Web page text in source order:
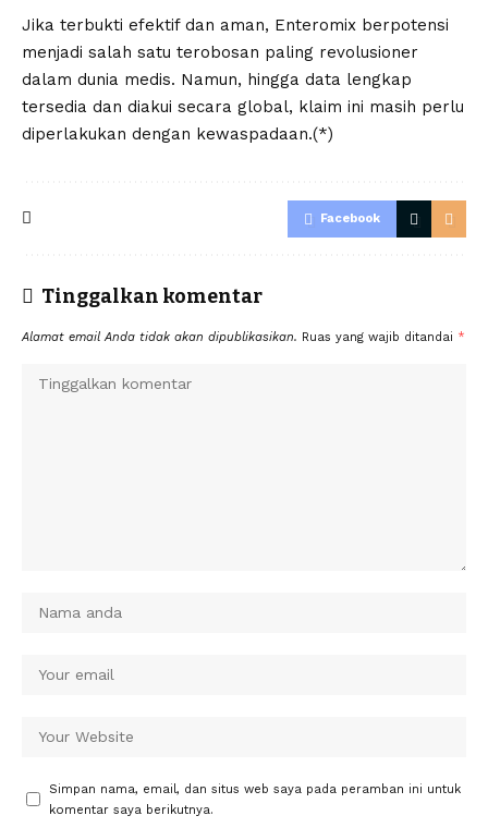
Jika terbukti efektif dan aman, Enteromix berpotensi
menjadi salah satu terobosan paling revolusioner
dalam dunia medis. Namun, hingga data lengkap
tersedia dan diakui secara global, klaim ini masih perlu
diperlakukan dengan kewaspadaan.(*)
Facebook
Tinggalkan komentar
Alamat email Anda tidak akan dipublikasikan. Ruas yang wajib ditandai *
Simpan nama, email, dan situs web saya pada peramban ini untuk
komentar saya berikutnya.